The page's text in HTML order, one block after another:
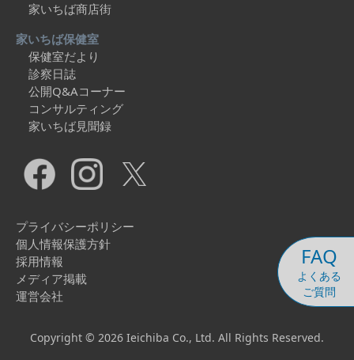
FAQ
よくある
ご質問
家いちば商店街
家いちば保健室
保健室だより
診察日誌
公開Q&Aコーナー
コンサルティング
家いちば見聞録
プライバシーポリシー
個人情報保護方針
採用情報
メディア掲載
運営会社
Copyright © 2026 Ieichiba Co., Ltd. All Rights Reserved.